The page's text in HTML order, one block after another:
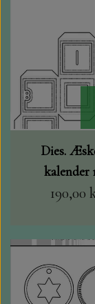
Dies.
kalender
190,00